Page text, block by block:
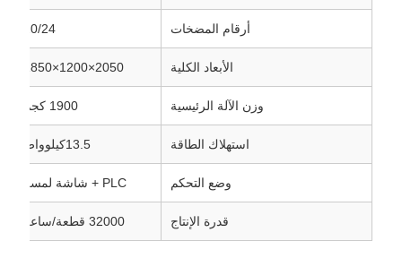
أرقام المضخات 20/24
الأبعاد الكلية 2050×1200×1850
وزن الآلة الرئيسية 1900 كجم
استهلاك الطاقة 13.5كيلوواط
وضع التحكم PLC + شاشة لمسة
قدرة الإنتاج 32000 قطعة/ساعة